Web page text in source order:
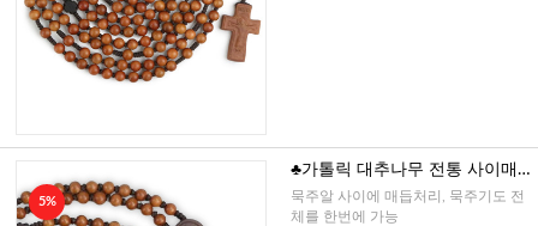
5%
♣가톨릭 대추나무 전통 사이매
듭 십자간주 20단묵주-6mm
묵주알 사이에 매듭처리, 묵주기도 전
체를 한번에 가능